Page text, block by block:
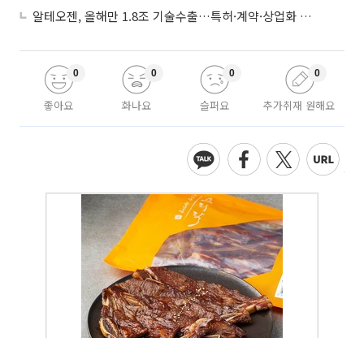
알테오젠, 올해만 1.8조 기술수출…특허·계약·상업화 ‘삼박자’
좋아요
0
화나요
0
슬퍼요
0
추가취재 원해요
0